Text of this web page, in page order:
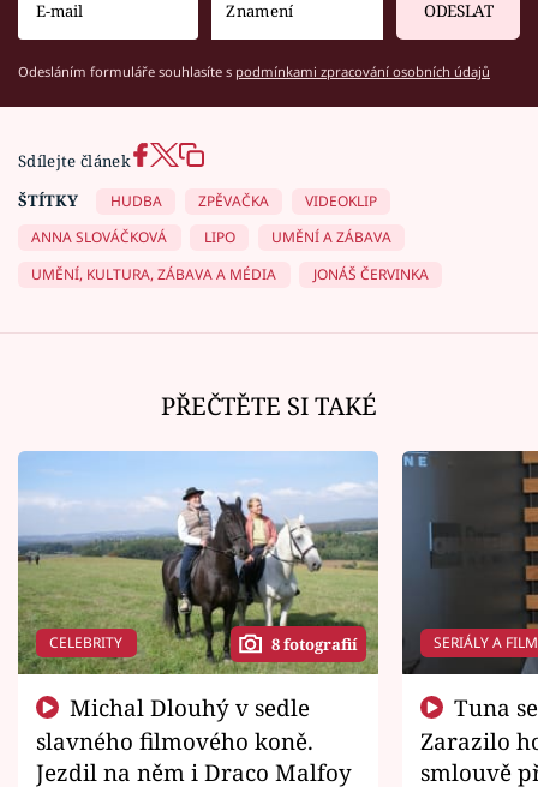
ODESLAT
Odesláním formuláře souhlasíte s podmínkami zpracování osobních údajů
Sdílejte článek
ŠTÍTKY
HUDBA ZPĚVAČKA
VIDEOKLIP
ANNA SLOVÁČKOVÁ
LIPO
UMĚNÍ A ZÁBAVA
UMĚNÍ, KULTURA, ZÁBAVA A MÉDIA
JONÁŠ ČERVINKA
PŘEČTĚTE SI TAKÉ
CELEBRITY 8 fotografií
slavného filmového koně.
Jezdil na něm i Draco Malfoy
SERIÁLY A
Zarazilo
smlouvě